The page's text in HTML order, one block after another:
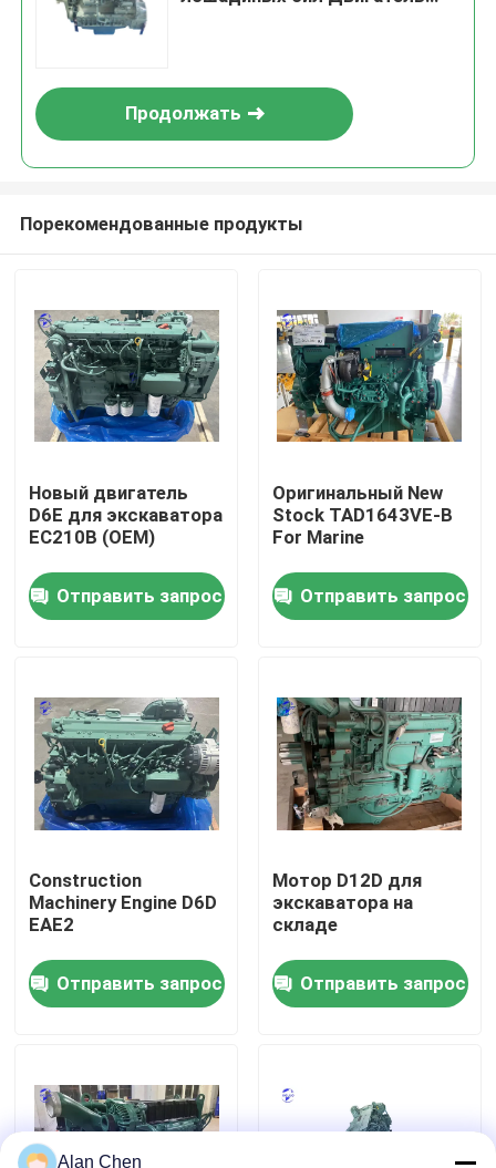
Главная страница
Продукция
Наша фабрика
контроль качества
контактные данные
Двигатель
Cummins Engine
Продолжать
Порекомендованные продукты
Новый двигатель
D6E для экскаватора
EC210B (OEM)
Отправить запрос
Оригинальный New
Stock TAD1643VE-B
For Marine
Отправить запрос
Construction
Machinery Engine D6D
EAE2
Отправить запрос
Мотор D12D для
экскаватора на
складе
Отправить запрос
Alan Chen